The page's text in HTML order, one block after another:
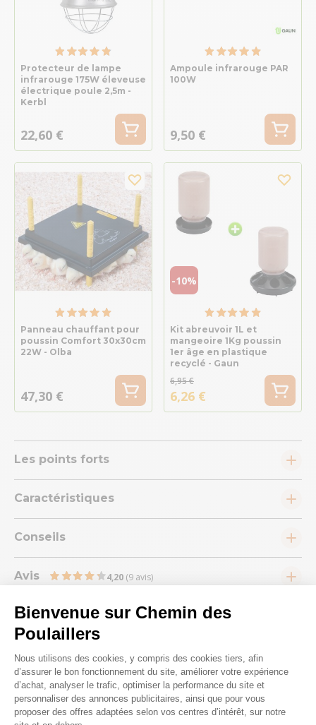
Bienvenue sur Chemin des
Poulaillers
Plateforme de Gestion du
Nous utilisons des cookies, y compris des cookies tiers, afin
d’assurer le bon fonctionnement du site, améliorer votre expérience
d’achat, analyser le trafic, optimiser la performance du site et
personnaliser des annonces publicitaires, ainsi que pour vous
proposer des offres adaptées selon vos centres d’intérêt, sur notre
Protecteur de lampe
infrarouge 175W éleveuse
électrique poule 2,5m -
Kerbl
22,60 €
Ampoule infrarouge PAR
100W
9,50 €
Panneau chauffant pour
poussin Comfort 30x30cm
22W - Olba
47,30 €
-10%
Kit abreuvoir 1L et
mangeoire 1Kg poussin
1er âge en plastique
recyclé - Gaun
6,95 €
6,26 €
Les points forts
Caractéristiques
Conseils
Avis 4,20 (9 avis)
Nous répondons à toutes vos
questions ;)